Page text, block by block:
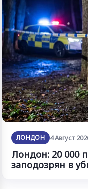
ЛОНДОН 4 Август
Лондон: 20 000
заподозрян в